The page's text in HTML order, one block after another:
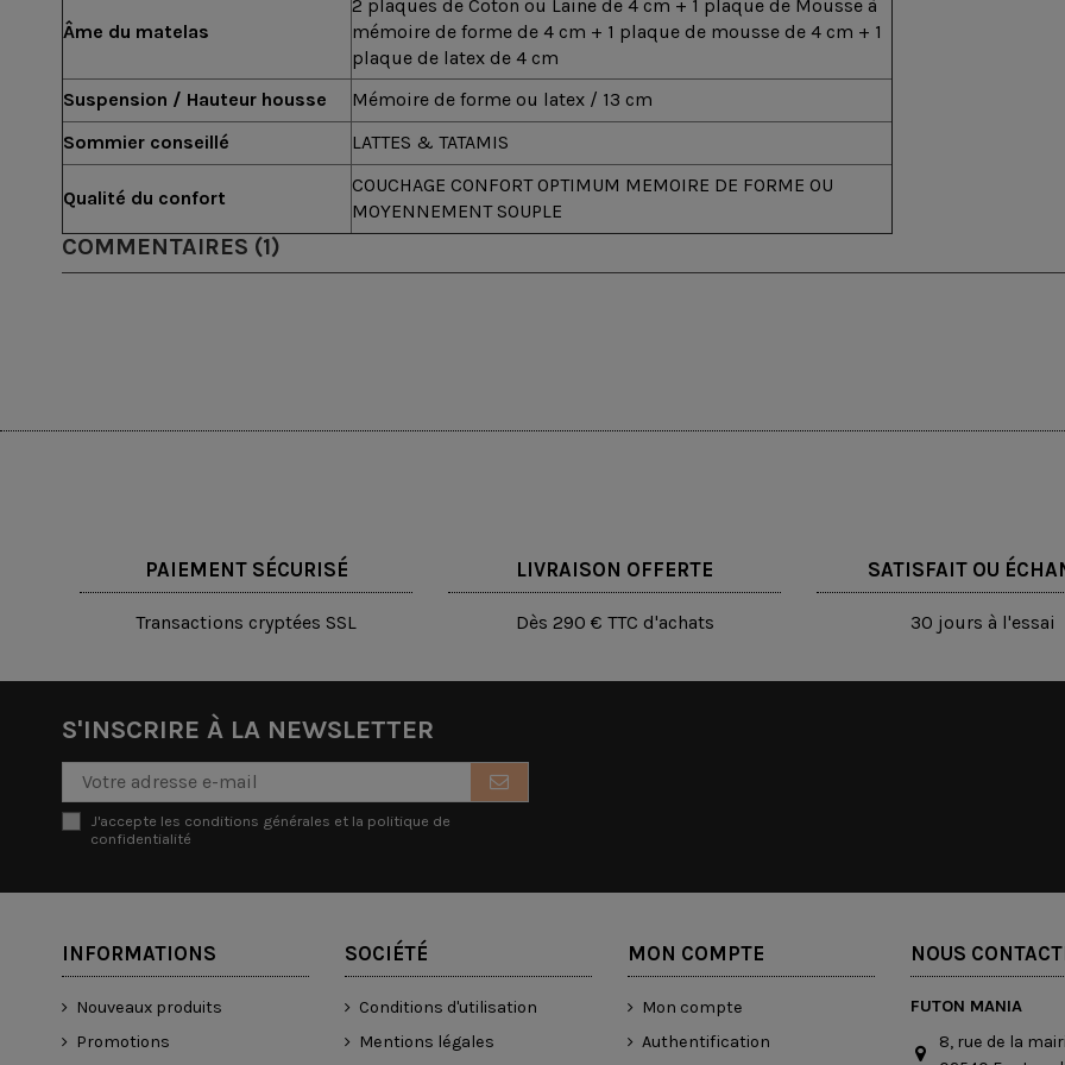
Âme du matelas
2 plaques de Coton ou Laine de 4 cm + 1 plaque de Mousse à
mémoire de forme de 4 cm + 1 plaque de mousse de 4 cm + 1
plaque de latex de 4 cm
Suspension / Hauteur housse
Mémoire de forme ou latex / 13 cm
Sommier conseillé
LATTES & TATAMIS
Qualité du confort
COUCHAGE CONFORT OPTIMUM MEMOIRE DE FORME OU
MOYENNEMENT SOUPLE
COMMENTAIRES (1)
PAIEMENT SÉCURISÉ
Transactions cryptées SSL
LIVRAISON OFFERTE
Dès 290 € TTC d'achats
SATISFAIT OU
30 jours à l'essai
S'INSCRIRE À LA NEWSLETTER
J'accepte les conditions générales et la politique de
confidentialité
INFORMATIONS
Nouveaux produits
Promotions
SOCIÉTÉ
Conditions d'utilisation
Mentions légales
MON COMPTE
Mon compte
Authentification
NOUS
FUTON MANIA
8, rue de la